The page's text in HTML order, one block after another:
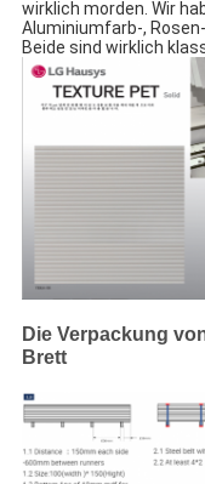
wirklich morden. Wir
Aluminiumfarb-,
Beide sind wirklich
Die Verpackung
Brett